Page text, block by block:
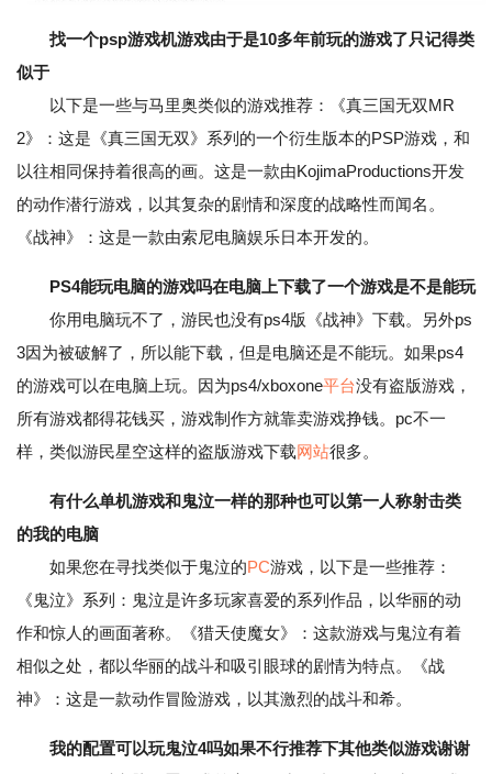
找一个psp游戏机游戏由于是10多年前玩的游戏了只记得类
似于
以下是一些与马里奥类似的游戏推荐：《真三国无双MR
2》：这是《真三国无双》系列的一个衍生版本的PSP游戏，和
以往相同保持着很高的画。这是一款由KojimaProductions开发
的动作潜行游戏，以其复杂的剧情和深度的战略性而闻名。
《战神》：这是一款由索尼电脑娱乐日本开发的。
PS4能玩电脑的游戏吗在电脑上下载了一个游戏是不是能玩
你用电脑玩不了，游民也没有ps4版《战神》下载。另外ps
3因为被破解了，所以能下载，但是电脑还是不能玩。如果ps4
的游戏可以在电脑上玩。因为ps4/xboxone平台没有盗版游戏，
所有游戏都得花钱买，游戏制作方就靠卖游戏挣钱。pc不一
样，类似游民星空这样的盗版游戏下载网站很多。
有什么单机游戏和鬼泣一样的那种也可以第一人称射击类
的我的电脑
如果您在寻找类似于鬼泣的PC游戏，以下是一些推荐：
《鬼泣》系列：鬼泣是许多玩家喜爱的系列作品，以华丽的动
作和惊人的画面著称。《猎天使魔女》：这款游戏与鬼泣有着
相似之处，都以华丽的战斗和吸引眼球的剧情为特点。《战
神》：这是一款动作冒险游戏，以其激烈的战斗和希。
我的配置可以玩鬼泣4吗如果不行推荐下其他类似游戏谢谢